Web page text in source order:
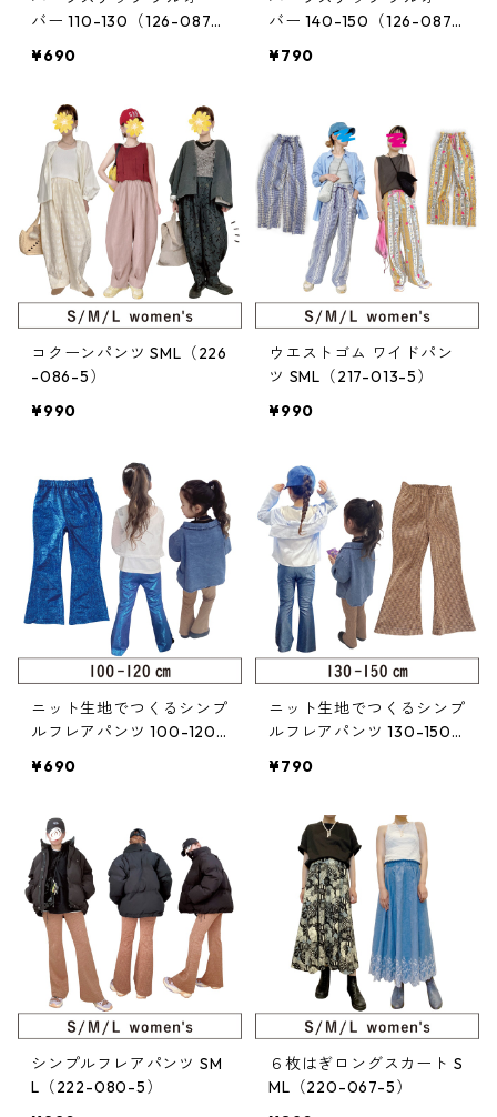
バー 110-130（126-087-
¥690
バー 140-150（126-087-
¥790
コクーンパンツ SML（226
-086-5）
¥990
ウエストゴム ワイドパン
ツ SML（217-013-5）
¥990
ニット生地でつくるシンプ
ルフレアパンツ 100-120
¥690
ニット生地でつくるシンプ
ルフレアパンツ 130-150
¥790
シンプルフレアパンツ SM
L（222-080-5）
６枚はぎロングスカート S
ML（220-067-5）